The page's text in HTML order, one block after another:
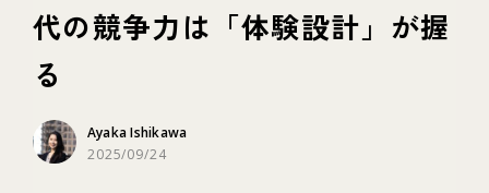
ブランディング
代の競争力は「体験設計」が握
る
Ayaka Ishikawa
2025/09/24